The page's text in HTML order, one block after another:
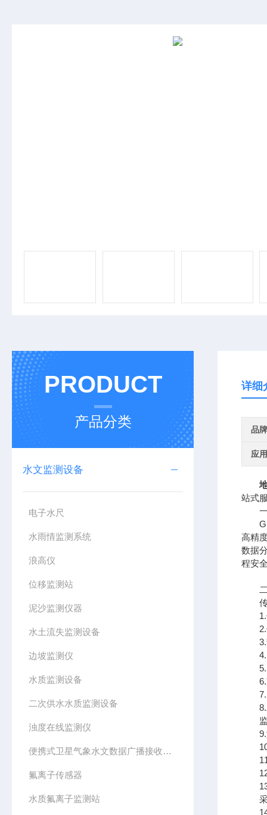
PRODUCT
产品分类
水文监测设备
电子水尺
水雨情监测系统
浪高仪
位移监测站
泥沙监测仪器
水土流失监测设备
边坡监测仪
水质监测设备
二次供水水质监测设备
浊度在线监测仪
便携式卫星气象水文数据广播接收设备
氟离子传感器
水质氟离子监测站
详细
品牌
应
站式
一
高精
数据
程安
二
传
1.传
2.传
3.静
4.☆
5.☆
6.支
7.尺
8.工
监
9.测
10.
11.☆
12.
采